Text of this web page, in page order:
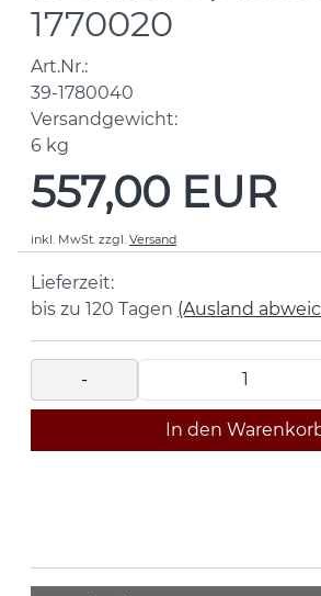
1770020
Art.Nr.:
39-1780040
Versandgewicht:
6 kg
557,00 EUR
inkl. MwSt. zzgl. Versand
Lieferzeit:
bis zu 120 Tagen (Ausland
-
In den